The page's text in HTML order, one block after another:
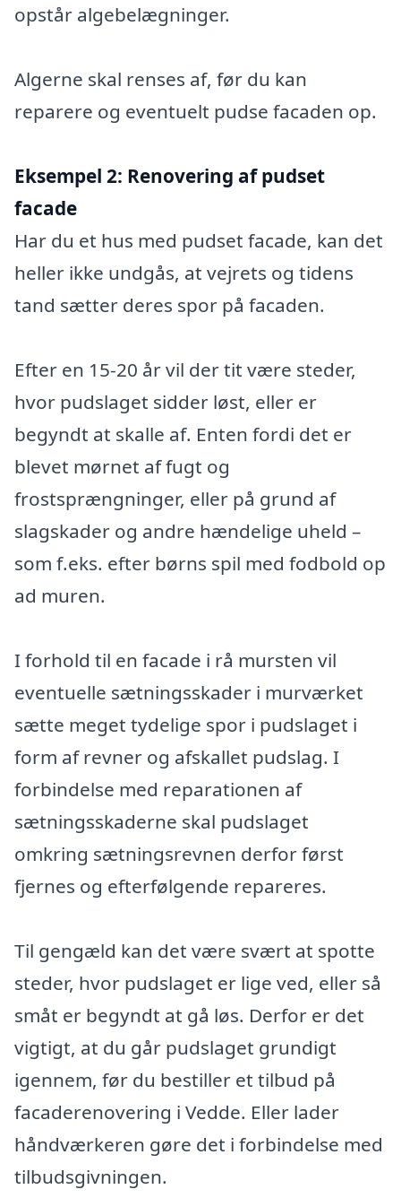
opstår algebelægninger.
Algerne skal renses af, før du kan
reparere og eventuelt pudse facaden op.
Eksempel 2: Renovering af pudset
facade
Har du et hus med pudset facade, kan det
heller ikke undgås, at vejrets og tidens
tand sætter deres spor på facaden.
Efter en 15-20 år vil der tit være steder,
hvor pudslaget sidder løst, eller er
begyndt at skalle af. Enten fordi det er
blevet mørnet af fugt og
frostsprængninger, eller på grund af
slagskader og andre hændelige uheld –
som f.eks. efter børns spil med fodbold op
ad muren.
I forhold til en facade i rå mursten vil
eventuelle sætningsskader i murværket
sætte meget tydelige spor i pudslaget i
form af revner og afskallet pudslag. I
forbindelse med reparationen af
sætningsskaderne skal pudslaget
omkring sætningsrevnen derfor først
fjernes og efterfølgende repareres.
Til gengæld kan det være svært at spotte
steder, hvor pudslaget er lige ved, eller så
småt er begyndt at gå løs. Derfor er det
vigtigt, at du går pudslaget grundigt
igennem, før du bestiller et tilbud på
facaderenovering i Vedde. Eller lader
håndværkeren gøre det i forbindelse med
tilbudsgivningen.